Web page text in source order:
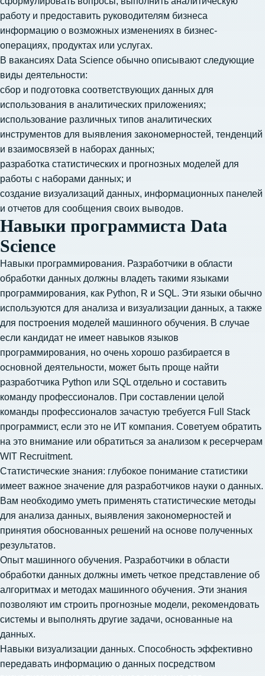
работу и предоставить руководителям бизнеса
информацию о возможных изменениях в бизнес-
операциях, продуктах или услугах.
В вакансиях Data Science обычно описывают следующие
виды деятельности:
сбор и подготовка соответствующих данных для
использования в аналитических приложениях;
использование различных типов аналитических
инструментов для выявления закономерностей, тенденций
и взаимосвязей в наборах данных;
разработка статистических и прогнозных моделей для
работы с наборами данных; и
создание визуализаций данных, информационных панелей
и отчетов для сообщения своих выводов.
Навыки программиста Data
Science
Навыки программирования. Разработчики в области
обработки данных должны владеть такими языками
программирования, как Python, R и SQL. Эти языки обычно
используются для анализа и визуализации данных, а также
для построения моделей машинного обучения. В случае
если кандидат не имеет навыков языков
программирования, но очень хорошо разбирается в
основной деятельности, может быть проще найти
разработчика Python или SQL отдельно и составить
команду профессионалов. При составлении целой
команды профессионалов зачастую требуется Full Stack
программист, если это не ИТ компания. Советуем обратить
на это внимание или обратиться за анализом к ресерчерам
WIT Recruitment.
Статистические знания: глубокое понимание статистики
имеет важное значение для разработчиков науки о данных.
Вам необходимо уметь применять статистические методы
для анализа данных, выявления закономерностей и
принятия обоснованных решений на основе полученных
результатов.
Опыт машинного обучения. Разработчики в области
обработки данных должны иметь четкое представление об
алгоритмах и методах машинного обучения. Эти знания
позволяют им строить прогнозные модели, рекомендовать
системы и выполнять другие задачи, основанные на
данных.
Навыки визуализации данных. Способность эффективно
передавать информацию о данных посредством